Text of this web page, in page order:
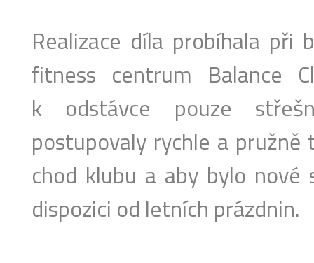
Realizace díla probíhala při
fitness centrum Balance
k odstávce pouze
postupovaly rychle a
chod klubu a aby bylo
dispozici od letních prázdnin.